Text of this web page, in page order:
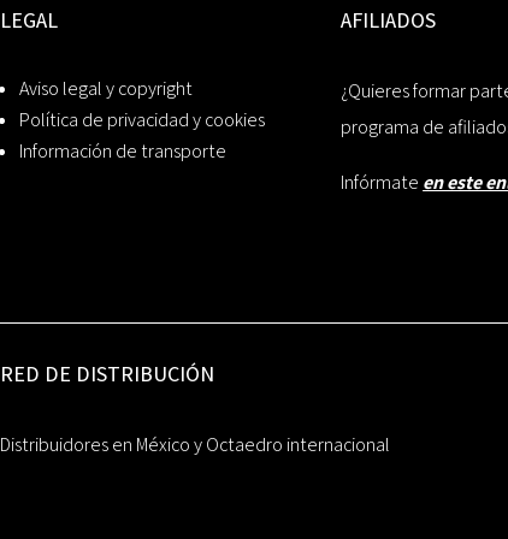
LEGAL
Aviso legal y copyright
Política de privacidad y cookies
Información de transporte
AFILIADOS
¿Quieres formar
programa de
Infórmate en este
RED DE DISTRIBUCIÓN
Distribuidores en México y Octaedro internacional